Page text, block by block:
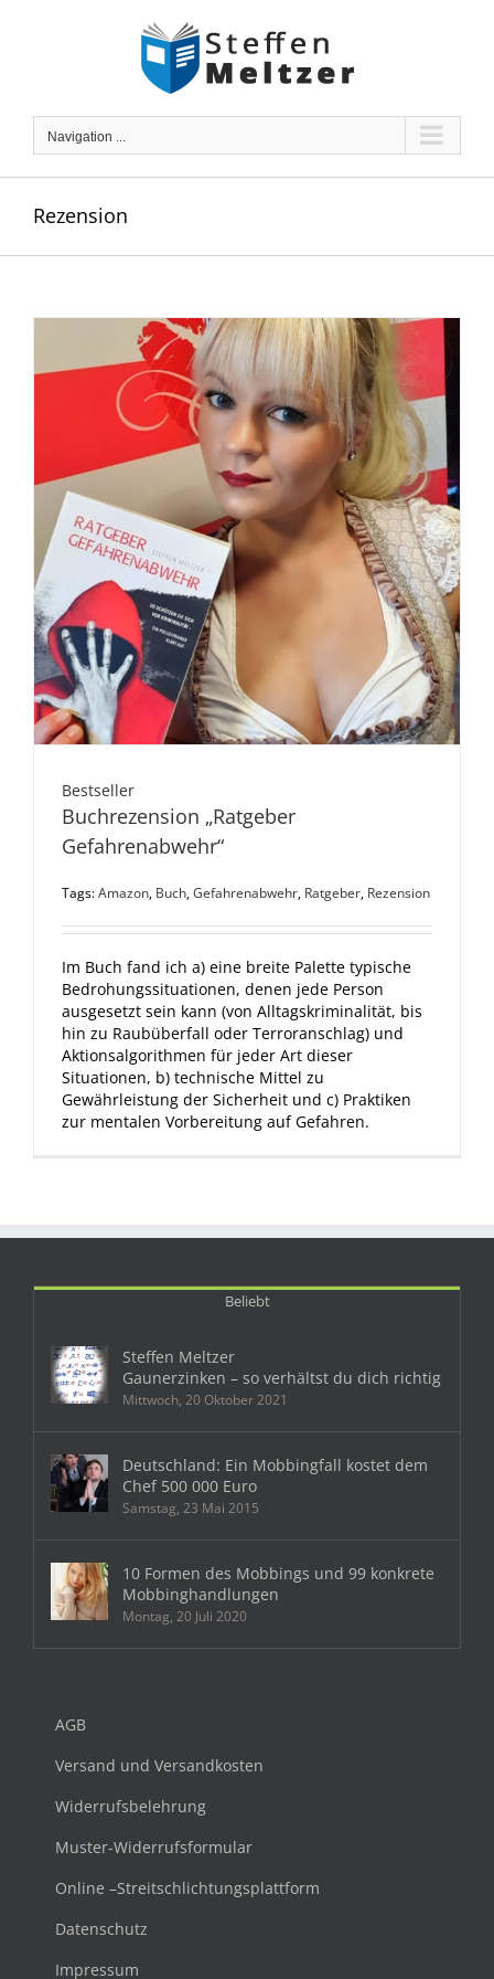
Navigation ...
Rezension
Bestseller
Buchrezension „Ratgeber
Gefahrenabwehr“
Tags:Amazon, Buch,Gefahrenabwehr, Ratgeber, Rezension
Im Buch fand ich a) eine breite Palette typische
Bedrohungssituationen, denen jede Person
ausgesetzt sein kann (von Alltagskriminalität, bis
hin zu Raubüberfall oder Terroranschlag) und
Aktionsalgorithmen für jeder Art dieser
Situationen, b) technische Mittel zu
Gewährleistung der Sicherheit und c) Praktiken
zur mentalen Vorbereitung auf Gefahren.
Beliebt
Steffen Meltzer
Gaunerzinken – so verhältst du dich richtig
Mittwoch, 20 Oktober 2021
Deutschland: Ein Mobbingfall kostet dem
Chef 500 000 Euro
Samstag, 23 Mai 2015
10 Formen des Mobbings und 99 konkrete
Mobbinghandlungen
Montag, 20 Juli 2020
AGB
Versand und Versandkosten
Widerrufsbelehrung
Muster-Widerrufsformular
Online –Streitschlichtungsplattform
Datenschutz
Impressum